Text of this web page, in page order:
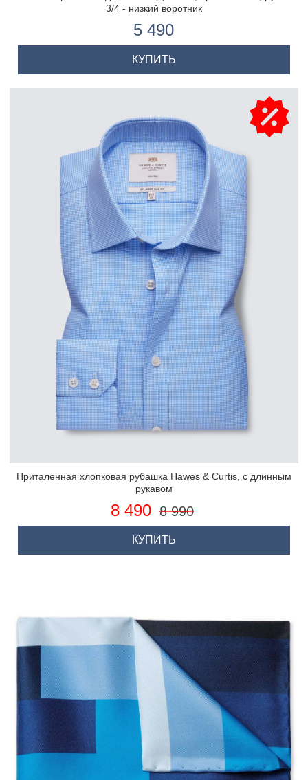
3/4 - низкий воротник
5 490
КУПИТЬ
Приталенная хлопковая рубашка Hawes & Curtis, с длинным
рукавом
8 490 8 990
КУПИТЬ